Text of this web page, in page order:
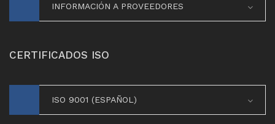
INFORMACIÓN A PROVEEDORES
CERTIFICADOS ISO
ISO 9001 (ESPAÑOL)